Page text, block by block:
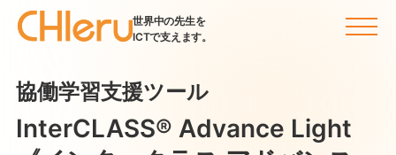
世界中の先生を
ICTで支えます。
協働学習支援ツール
InterCLASS®︎ Advance Light